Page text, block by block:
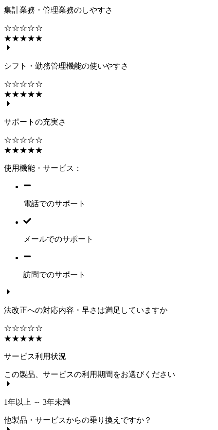
集計業務・管理業務のしやすさ
☆☆☆☆☆
★★★★★
シフト・勤務管理機能の使いやすさ
☆☆☆☆☆
★★★★★
サポートの充実さ
☆☆☆☆☆
★★★★★
使用機能・サービス：
電話でのサポート
メールでのサポート
訪問でのサポート
法改正への対応内容・早さは満足していますか
☆☆☆☆☆
★★★★★
サービス利用状況
この製品、サービスの利用期間をお選びください
1年以上 ～ 3年未満
他製品・サービスからの乗り換えですか？